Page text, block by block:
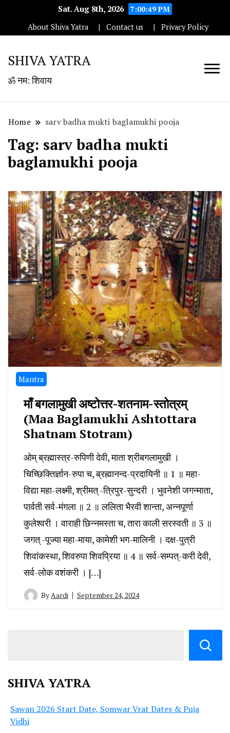
Sat. Aug 8th, 2026
7:00:49 PM
About Shiva Yatra
Contact us Privacy Policy
SHIVA YATRA
ॐ नम: शिवाय
Home sarv badha mukti baglamukhi pooja
Tag: sarv badha mukti
baglamukhi pooja
Mantra
माँ बगलामुखी अष्टोत्तर-शतनाम-स्तोत्रम्
(Maa Baglamukhi Ashtottara
Shatnam Stotram)
ओम् ब्रह्मास्त्र-रुपिणी देवी, माता श्रीबगलामुखी ।
चिच्छिक्तिर्ज्ञान-रुपा च, ब्रह्मानन्द-प्रदायिनी ॥ 1 ॥ महा-
विद्या महा-लक्ष्मी, श्रीमत् -त्रिपुर-सुन्दरी । भुवनेशी जगन्माता,
पार्वती सर्व-मंगला ॥ 2 ॥ ललिता भैरवी शान्ता, अन्नपूर्णा
कुलेश्वरी । वाराही छिन्नमस्ता च, तारा काली सरस्वती ॥ 3 ॥
जगत् -पूज्या महा-माया, कामेशी भग-मालिनी । दक्ष-पुत्री
शिवांकस्था, शिवरुपा शिवप्रिया ॥ 4 ॥ सर्व-सम्पत्-करी देवी,
सर्व-लोक वशंकरी । […]
By Aardi September 24, 2024
SHIVA YATRA
Sawan 2026 Start Date, Somwar Vrat Dates & Puja
Vidhi